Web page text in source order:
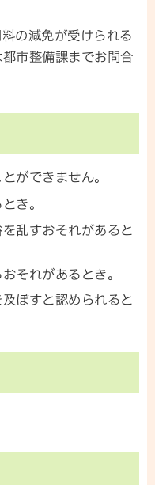
の減免が受けられる
市整備課までお問合
ができません。
き。
乱すおそれがあると
それがあるとき。
ぼすと認められると